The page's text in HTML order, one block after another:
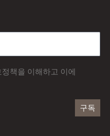
책을 이해하고 이에
구독